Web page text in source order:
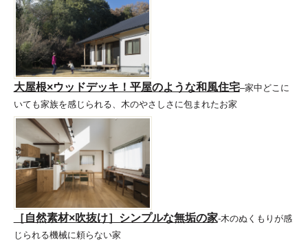
大屋根×ウッドデッキ！平屋のような和風住宅–家中どこに
いても家族を感じられる、木のやさしさに包まれたお家
［自然素材×吹抜け］シンプルな無垢の家-木のぬくもりが感
じられる機械に頼らない家